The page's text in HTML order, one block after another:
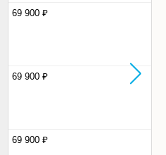
69 900 ₽
69 900 ₽
69 900 ₽